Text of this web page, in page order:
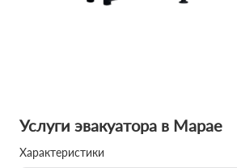
Услуги эвакуатора в Марае
Характеристики